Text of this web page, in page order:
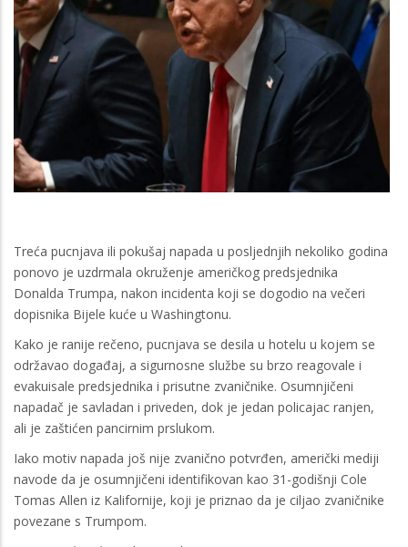
Treća pucnjava ili pokušaj napada u posljednjih nekoliko godina
ponovo je uzdrmala okruženje američkog predsjednika
Donalda Trumpa, nakon incidenta koji se dogodio na večeri
dopisnika Bijele kuće u Washingtonu.
Kako je ranije rečeno, pucnjava se desila u hotelu u kojem se
održavao događaj, a sigurnosne službe su brzo reagovale i
evakuisale predsjednika i prisutne zvaničnike. Osumnjičeni
napadač je savladan i priveden, dok je jedan policajac ranjen,
ali je zaštićen pancirnim prslukom.
Iako motiv napada još nije zvanično potvrđen, američki mediji
navode da je osumnjičeni identifikovan kao 31-godišnji Cole
Tomas Allen iz Kalifornije, koji je priznao da je ciljao zvaničnike
povezane s Trumpom.